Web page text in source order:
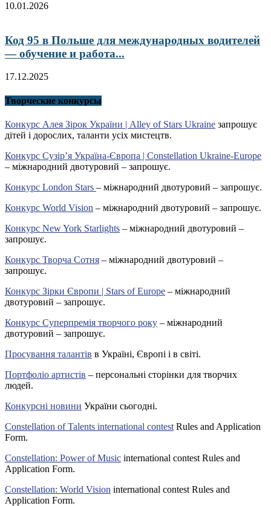
10.01.2026
Код 95 в Польше для международных водителей
— обучение и работа...
17.12.2025
Творческие конкурсы
Конкурс Алея Зірок України | Alley of Stars Ukraine запрошує
дітей і дорослих, таланти усіх мистецтв.
Конкурс Сузір’я Україна-Європа | Constellation Ukraine-Europe
– міжнародний двотуровий – запрошує.
Конкурс London Stars – міжнародний двотуровий – запрошує.
Конкурс World Vision – міжнародний двотуровий – запрошує.
Конкурс New York Starlights – міжнародний двотуровий –
запрошує.
Конкурс Творча Сотня – міжнародний двотуровий –
запрошує.
Конкурс Зірки Європи | Stars of Europe – міжнародний
двотуровий – запрошує.
Конкурс Суперпремія творчого року – міжнародний
двотуровий – запрошує.
Просування талантів в Україні, Європі і в світі.
Портфоліо артистів – персональні сторінки для творчих
людей.
Конкурсні новини України сьогодні.
Constellation of Talents international contest Rules and Application
Form.
Constellation: Power of Music international contest Rules and
Application Form.
Constellation: World Vision international contest Rules and
Application Form.